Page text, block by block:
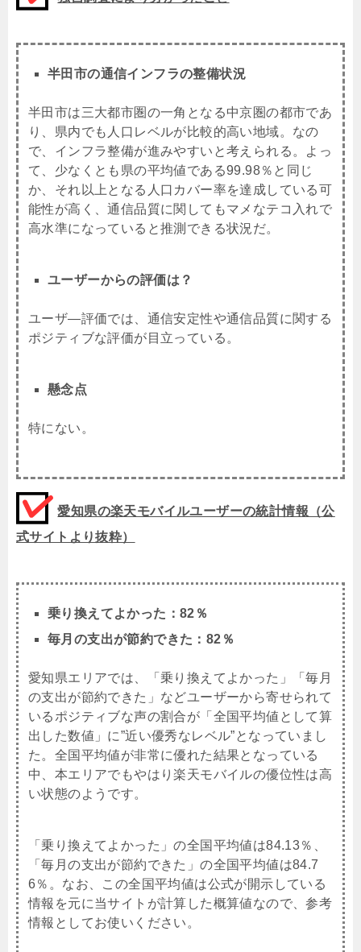
半田市の通信インフラの整備状況
半田市は三大都市圏の一角となる中京圏の都市であ
り、県内でも人口レベルが比較的高い地域。なの
で、インフラ整備が進みやすいと考えられる。よっ
て、少なくとも県の平均値である99.98％と同じ
か、それ以上となる人口カバー率を達成している可
能性が高く、通信品質に関してもマメなテコ入れで
高水準になっていると推測できる状況だ。
ユーザーからの評価は？
ユーザ―評価では、通信安定性や通信品質に関する
ポジティブな評価が目立っている。
懸念点
特にない。
愛知県の楽天モバイルユーザーの統計情報（公
式サイトより抜粋）
乗り換えてよかった：82％
毎月の支出が節約できた：82％
愛知県エリアでは、「乗り換えてよかった」「毎月
の支出が節約できた」などユーザーから寄せられて
いるポジティブな声の割合が「全国平均値として算
出した数値」に”近い優秀なレベル”となっていまし
た。全国平均値が非常に優れた結果となっている
中、本エリアでもやはり楽天モバイルの優位性は高
い状態のようです。
「乗り換えてよかった」の全国平均値は84.13％、
「毎月の支出が節約できた」の全国平均値は84.7
6％。なお、この全国平均値は公式が開示している
情報を元に当サイトが計算した概算値なので、参考
情報としてお使いください。